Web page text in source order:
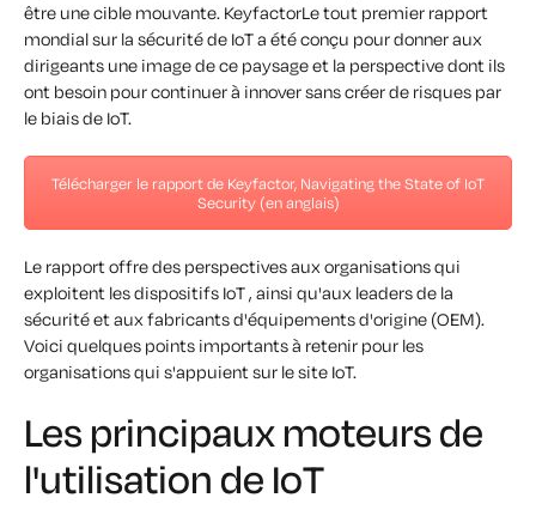
être une cible mouvante. KeyfactorLe tout premier rapport
mondial sur la sécurité de IoT a été conçu pour donner aux
dirigeants une image de ce paysage et la perspective dont ils
ont besoin pour continuer à innover sans créer de risques par
le biais de IoT.
Télécharger le rapport de Keyfactor, Navigating the State of IoT
Security (en anglais)
Le rapport offre des perspectives aux organisations qui
exploitent les dispositifs IoT , ainsi qu'aux leaders de la
sécurité et aux fabricants d'équipements d'origine (OEM).
Voici quelques points importants à retenir pour les
organisations qui s'appuient sur le site IoT.
Les principaux moteurs de
l'utilisation de IoT